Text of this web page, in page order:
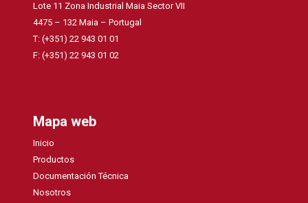
Lote 11 Zona Industrial Maia Sector VII
4475 – 132 Maia – Portugal
T: (+351) 22 943 01 01
F: (+351) 22 943 01 02
Mapa web
Inicio
Productos
Documentación Técnica
Nosotros